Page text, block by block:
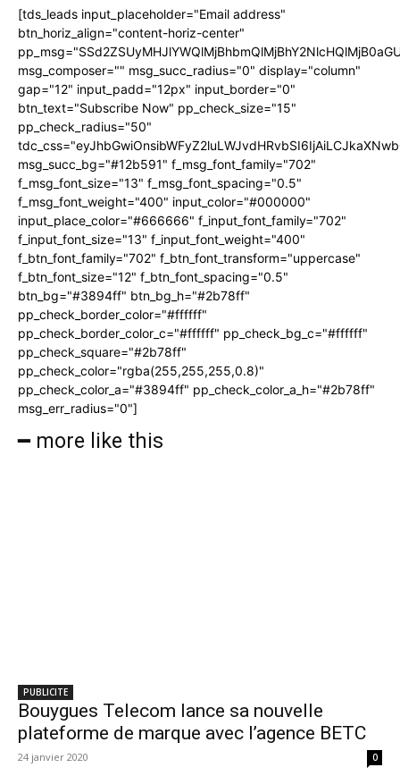
[tds_leads input_placeholder="Email address"
btn_horiz_align="content-horiz-center"
msg_composer="" msg_succ_radius="0" display="column"
gap="12" input_padd="12px" input_border="0"
btn_text="Subscribe Now" pp_check_size="15"
pp_check_radius="50"
msg_succ_bg="#12b591" f_msg_font_family="702"
f_msg_font_size="13" f_msg_font_spacing="0.5"
f_msg_font_weight="400" input_color="#000000"
input_place_color="#666666" f_input_font_family="702"
f_input_font_size="13" f_input_font_weight="400"
f_btn_font_family="702" f_btn_font_transform="uppercase"
f_btn_font_size="12" f_btn_font_spacing="0.5"
btn_bg="#3894ff" btn_bg_h="#2b78ff"
pp_check_border_color="#ffffff"
pp_check_border_color_c="#ffffff" pp_check_bg_c="#ffffff"
pp_check_square="#2b78ff"
pp_check_color="rgba(255,255,255,0.8)"
pp_check_color_a="#3894ff" pp_check_color_a_h="#2b78ff"
msg_err_radius="0"]
━ more like this
PUBLICITE
Bouygues Telecom lance sa nouvelle
plateforme de marque avec l’agence BETC
24 janvier 2020 0